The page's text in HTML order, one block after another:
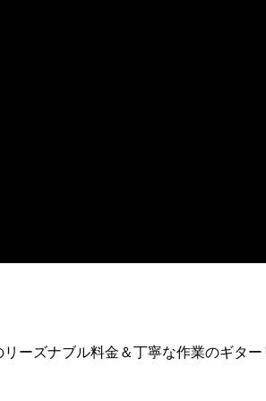
ーズナブル料金＆丁寧な作業のギタ